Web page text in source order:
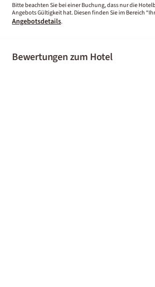
Bitte beachten Sie bei einer Buchung, dass nur die
Angebots Gültigkeit hat. Diesen finden Sie im Bereich
Angebotsdetails.
Bewertungen zum Hotel